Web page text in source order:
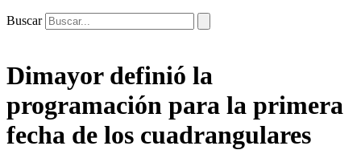
Buscar
Dimayor definió la
programación para la primera
fecha de los cuadrangulares